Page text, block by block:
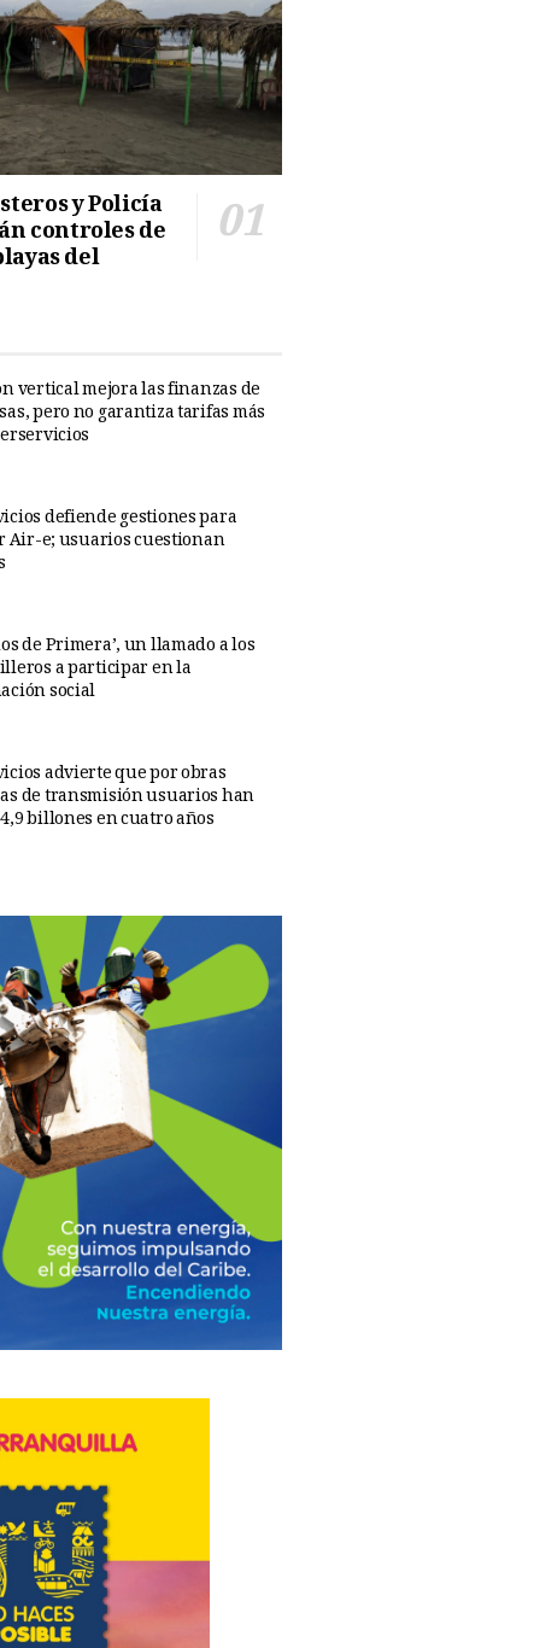
y Policía
controles de
del
vertical mejora las finanzas de
pero no garantiza tarifas más
defiende gestiones para
Air-e; usuarios cuestionan
de Primera’, un llamado a los
a participar en la
social
advierte que por obras
de transmisión usuarios han
billones en cuatro años